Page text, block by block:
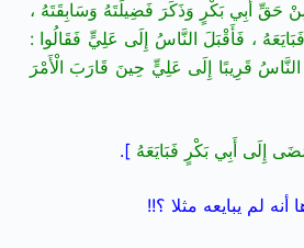
أَبِي بَكْرٍ وَذَكَرَ فَضِيلَتَهُ وَسَابِقَتَهُ ،
، فَأَقْبَلَ النَّاسُ إِلَى عَلِيٍّ فَقَالُوا :
قَرِيبًا إِلَى عَلِيٍّ حِينَ قَارَبَ الْأَمْرَ
إِلَى أَبِي بَكْرٍ فَبَايَعَهُ ].
أنه لم يبايعه مثلا ؟!!